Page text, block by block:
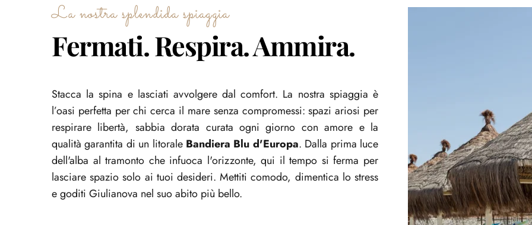
La nostra splendida spiaggia
Fermati. Respira. Ammira.
Stacca la spina e lasciati avvolgere dal comfort. La nostra spiaggia è
l’oasi perfetta per chi cerca il mare senza compromessi: spazi ariosi per
respirare libertà, sabbia dorata curata ogni giorno con amore e la
qualità garantita di un litorale Bandiera Blu d'Europa. Dalla prima luce
dell'alba al tramonto che infuoca l'orizzonte, qui il tempo si ferma per
lasciare spazio solo ai tuoi desideri. Mettiti comodo, dimentica lo stress
e goditi Giulianova nel suo abito più bello.